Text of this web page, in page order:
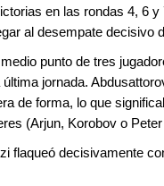
en las rondas 4, 6
al desempate decisivo
punto de tres
jornada.
de forma, lo que
(Arjun, Korobov o
flaqueó decisivamente